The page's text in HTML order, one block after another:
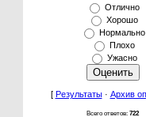
Отлично
Хорошо
Нормально
Плохо
Ужасно
[ Результаты· Архив
Всего ответов: 722